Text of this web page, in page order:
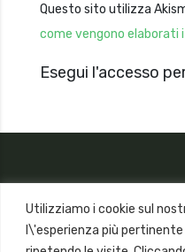
Utilizziamo i cookie sul
l\'esperienza più
Esegui l'accesso
Questo sito utilizza
come vengono